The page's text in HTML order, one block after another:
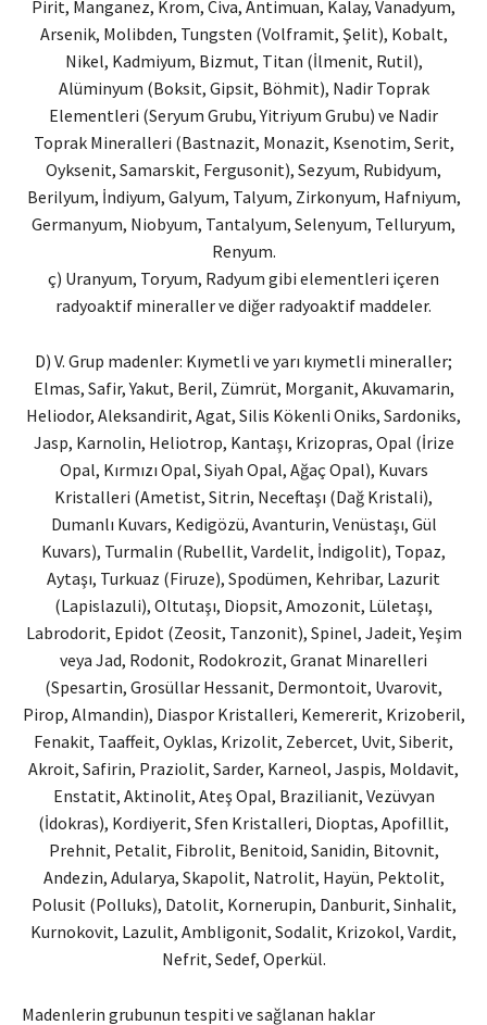
Pirit, Manganez, Krom, Civa, Antimuan, Kalay, Vanadyum,
Arsenik, Molibden, Tungsten (Volframit, Şelit), Kobalt,
Nikel, Kadmiyum, Bizmut, Titan (İlmenit, Rutil),
Alüminyum (Boksit, Gipsit, Böhmit), Nadir Toprak
Elementleri (Seryum Grubu, Yitriyum Grubu) ve Nadir
Toprak Mineralleri (Bastnazit, Monazit, Ksenotim, Serit,
Oyksenit, Samarskit, Fergusonit), Sezyum, Rubidyum,
Berilyum, İndiyum, Galyum, Talyum, Zirkonyum, Hafniyum,
Germanyum, Niobyum, Tantalyum, Selenyum, Telluryum,
Renyum.
ç) Uranyum, Toryum, Radyum gibi elementleri içeren
radyoaktif mineraller ve diğer radyoaktif maddeler.
D) V. Grup madenler: Kıymetli ve yarı kıymetli mineraller;
Elmas, Safir, Yakut, Beril, Zümrüt, Morganit, Akuvamarin,
Heliodor, Aleksandirit, Agat, Silis Kökenli Oniks, Sardoniks,
Jasp, Karnolin, Heliotrop, Kantaşı, Krizopras, Opal (İrize
Opal, Kırmızı Opal, Siyah Opal, Ağaç Opal), Kuvars
Kristalleri (Ametist, Sitrin, Neceftaşı (Dağ Kristali),
Dumanlı Kuvars, Kedigözü, Avanturin, Venüstaşı, Gül
Kuvars), Turmalin (Rubellit, Vardelit, İndigolit), Topaz,
Aytaşı, Turkuaz (Firuze), Spodümen, Kehribar, Lazurit
(Lapislazuli), Oltutaşı, Diopsit, Amozonit, Lületaşı,
Labrodorit, Epidot (Zeosit, Tanzonit), Spinel, Jadeit, Yeşim
veya Jad, Rodonit, Rodokrozit, Granat Minarelleri
(Spesartin, Grosüllar Hessanit, Dermontoit, Uvarovit,
Pirop, Almandin), Diaspor Kristalleri, Kemererit, Krizoberil,
Fenakit, Taaffeit, Oyklas, Krizolit, Zebercet, Uvit, Siberit,
Akroit, Safirin, Praziolit, Sarder, Karneol, Jaspis, Moldavit,
Enstatit, Aktinolit, Ateş Opal, Brazilianit, Vezüvyan
(İdokras), Kordiyerit, Sfen Kristalleri, Dioptas, Apofillit,
Prehnit, Petalit, Fibrolit, Benitoid, Sanidin, Bitovnit,
Andezin, Adularya, Skapolit, Natrolit, Hayün, Pektolit,
Polusit (Polluks), Datolit, Kornerupin, Danburit, Sinhalit,
Kurnokovit, Lazulit, Ambligonit, Sodalit, Krizokol, Vardit,
Nefrit, Sedef, Operkül.
Madenlerin grubunun tespiti ve sağlanan haklar